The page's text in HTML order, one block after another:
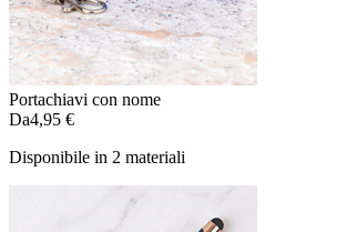
Portachiavi con nome
Da4,95 €
Disponibile in 2 materiali